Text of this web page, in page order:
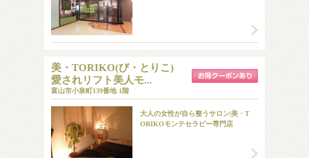
美・TORIKO(び・とりこ)
愛されリフト美人モ...
富山市小泉町139番地 1階
​大人の女性が自ら整うサロン|美・T
ORIKOモンテセラピー専門店